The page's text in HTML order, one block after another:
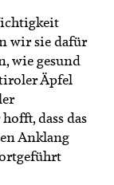
wir sie dafür
wie gesund
Äpfel
dass das
Anklang